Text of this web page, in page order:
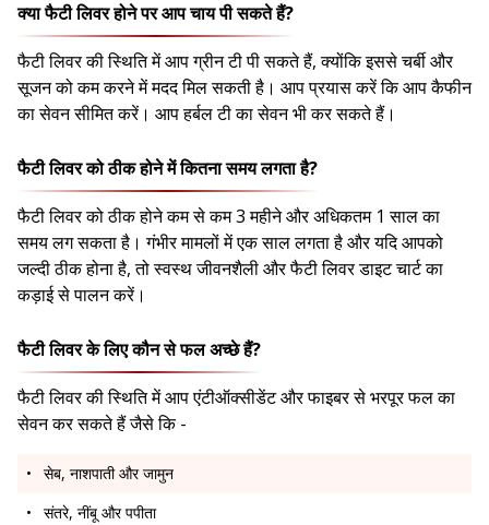
क्या फैटी लिवर होने पर आप चाय पी सकते हैं?
फैटी लिवर की स्थिति में आप ग्रीन टी पी सकते हैं, क्योंकि इससे चर्बी और
सूजन को कम करने में मदद मिल सकती है। आप प्रयास करें कि आप कैफीन
का सेवन सीमित करें। आप हर्बल टी का सेवन भी कर सकते हैं।
फैटी लिवर को ठीक होने में कितना समय लगता है?
फैटी लिवर को ठीक होने कम से कम 3 महीने और अधिकतम 1 साल का
समय लग सकता है। गंभीर मामलों में एक साल लगता है और यदि आपको
जल्दी ठीक होना है, तो स्वस्थ जीवनशैली और फैटी लिवर डाइट चार्ट का
कड़ाई से पालन करें।
फैटी लिवर के लिए कौन से फल अच्छे हैं?
फैटी लिवर की स्थिति में आप एंटीऑक्सीडेंट और फाइबर से भरपूर फल का
सेवन कर सकते हैं जैसे कि -
सेब, नाशपाती और जामुन
संतरे, नींबू और पपीता